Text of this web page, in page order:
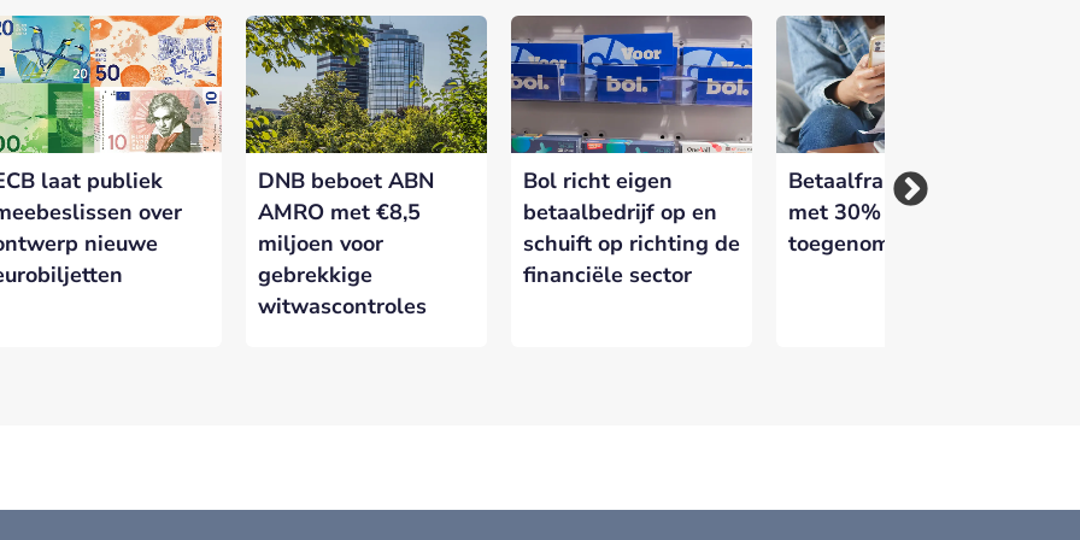
laat publiek
over
nieuwe
DNB beboet ABN
AMRO met €8,5
miljoen voor
gebrekkige
witwascontroles
Bol richt eigen
betaalbedrijf op en
schuift op richting de
financiële sector
Betaalfraude in 2025
met 30%
toegenomen